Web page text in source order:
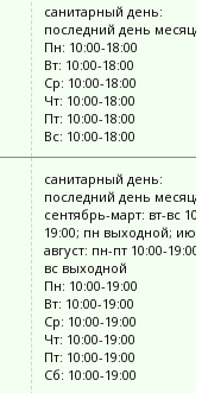
санитарный день:
последний день месяца
Пн: 10:00-18:00
Вт: 10:00-18:00
Ср: 10:00-18:00
Чт: 10:00-18:00
Пт: 10:00-18:00
Вс: 10:00-18:00
санитарный день:
последний день месяца;
сентябрь-март: вт-вс
19:00; пн выходной;
август: пн-пт 10:00-19:00;
вс выходной
Пн: 10:00-19:00
Вт: 10:00-19:00
Ср: 10:00-19:00
Чт: 10:00-19:00
Пт: 10:00-19:00
Сб: 10:00-19:00